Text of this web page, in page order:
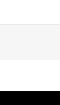
Démontage